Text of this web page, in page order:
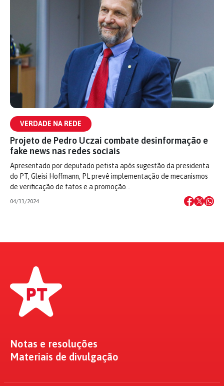
VERDADE NA REDE
Projeto de Pedro Uczai combate desinformação e
fake news nas redes sociais
Apresentado por deputado petista após sugestão da presidenta
do PT, Gleisi Hoffmann, PL prevê implementação de mecanismos
de verificação de fatos e a promoção…
04/11/2024
Notas e resoluções
Materiais de divulgação